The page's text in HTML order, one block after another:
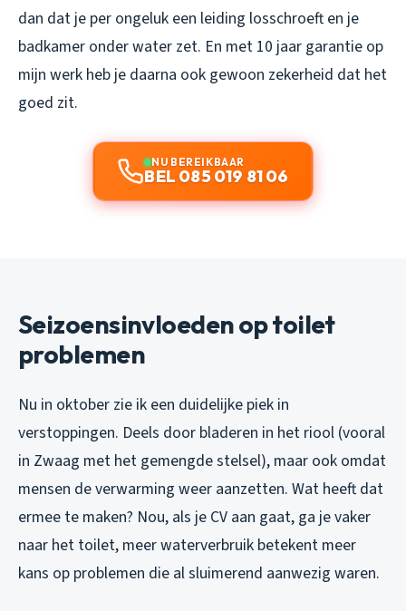
dan dat je per ongeluk een leiding losschroeft en je
badkamer onder water zet. En met 10 jaar garantie op
mijn werk heb je daarna ook gewoon zekerheid dat het
goed zit.
NU BEREIKBAAR
BEL 085 019 81 06
Seizoensinvloeden op toilet
problemen
Nu in oktober zie ik een duidelijke piek in
verstoppingen. Deels door bladeren in het riool (vooral
in Zwaag met het gemengde stelsel), maar ook omdat
mensen de verwarming weer aanzetten. Wat heeft dat
ermee te maken? Nou, als je CV aan gaat, ga je vaker
naar het toilet, meer waterverbruik betekent meer
kans op problemen die al sluimerend aanwezig waren.